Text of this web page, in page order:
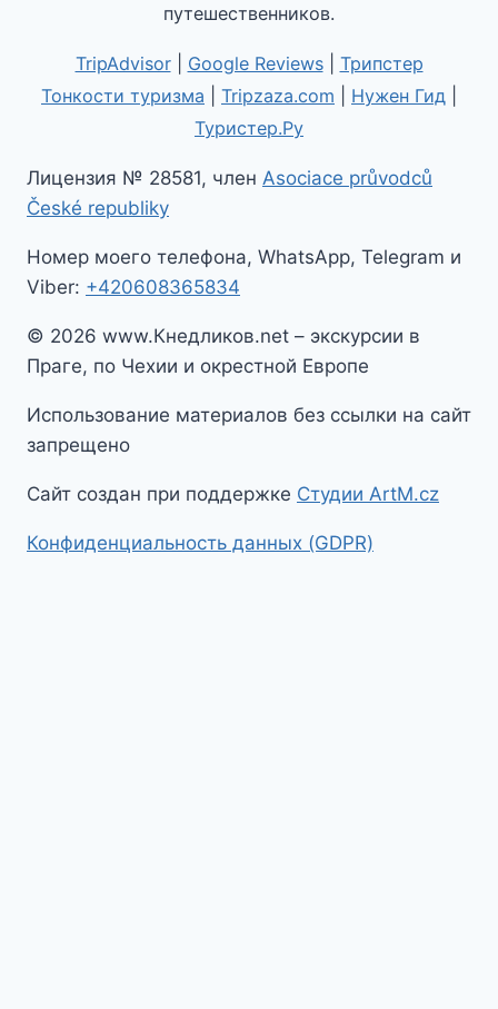
путешественников.
TripAdvisor| Google Reviews| Трипстер
Тонкости туризма
Tripzaza.com Нужен Гид
Туристер.Ру
Лицензия № 28581, член Asociace průvodců
České republiky
Номер моего телефона, WhatsApp, Telegram и
Viber: +420608365834
© 2026 www.Кнедликов.net – экскурсии в
Праге, по Чехии и окрестной Европе
Использование материалов без ссылки на сайт
запрещено
Сайт создан при поддержке Студии ArtM.cz
Конфиденциальность данных (GDPR)